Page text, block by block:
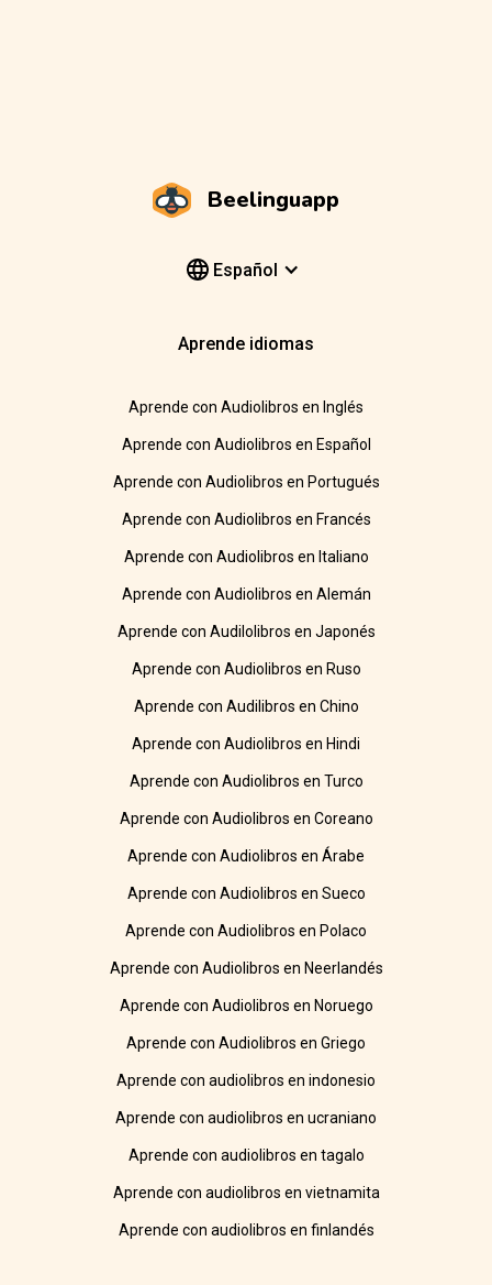
Beelinguapp
Español
Aprende idiomas
Aprende con Audiolibros en Inglés
Aprende con Audiolibros en Español
Aprende con Audiolibros en Portugués
Aprende con Audiolibros en Francés
Aprende con Audiolibros en Italiano
Aprende con Audiolibros en Alemán
Aprende con Audilolibros en Japonés
Aprende con Audiolibros en Ruso
Aprende con Audilibros en Chino
Aprende con Audiolibros en Hindi
Aprende con Audiolibros en Turco
Aprende con Audiolibros en Coreano
Aprende con Audiolibros en Árabe
Aprende con Audiolibros en Sueco
Aprende con Audiolibros en Polaco
Aprende con Audiolibros en Neerlandés
Aprende con Audiolibros en Noruego
Aprende con Audiolibros en Griego
Aprende con audiolibros en indonesio
Aprende con audiolibros en ucraniano
Aprende con audiolibros en tagalo
Aprende con audiolibros en vietnamita
Aprende con audiolibros en finlandés